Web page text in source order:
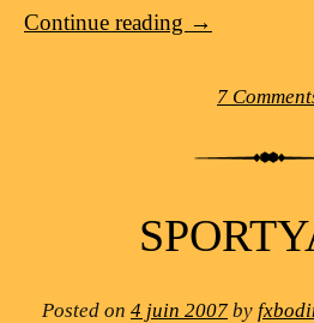
Continue reading →
7
Posted on 4 juin 2007 by